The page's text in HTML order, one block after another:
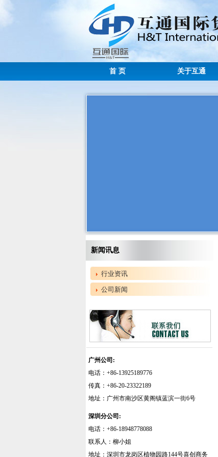
首 页 关于互通
新闻讯息
行业资讯
公司新闻
广州公司:
电话：+86-13925189776
传真：+86-20-23322189
地址：广州市南沙区黄阁镇蓝滨一街6号
深圳分公司:
电话：+86-18948778088
联系人：柳小姐
地址：深圳市龙岗区植物园路144号喜创商务